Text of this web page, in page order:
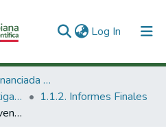
Log In (current)
1. Investigación Financiada con Recursos Públicos
1.1 Productos de investigación
1.1.2. Informes Finales
Efectividad de una intervención comunitaria para promover el consumo de frutas y verduras y la actividad física en mujeres cuidadoras de hogar